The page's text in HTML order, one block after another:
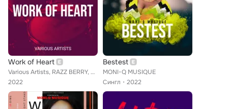
Work of Heart
Various Artists, RAZZ BERRY, DILIGENT CITYBOSS, SWABO DUNWELL, HORATIO HUMBLE, ENZYME, DILIGENT, TIPSY G, LADY PLUS PLUS, KNOCK ...
2022
Bestest
MONI-Q MUSIQUE
Сингл
2022